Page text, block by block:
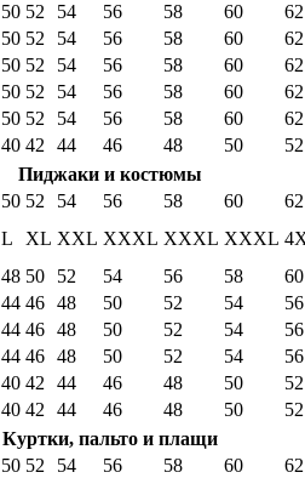
50 52 54 56 58 60
62
50 52 54 56 58 60
62
50 52 54 56 58 60
62
50 52 54 56 58 60
62
50 52 54 56 58 60
62
40 42 44 46 48 50
52
Пиджаки и костюмы
50 52 54 56 58 60
62
L XL XXL XXXL XXXL XXXL
48 50 52 54 56 58
60
44 46 48 50 52 54
56
44 46 48 50 52 54
56
44 46 48 50 52 54
56
40 42 44 46 48 50
52
40 42 44 46 48 50
52
Куртки, пальто и плащи
50 52 54 56 58 60
62